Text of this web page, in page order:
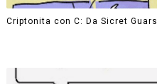
Criptonita con C: Da Sicret Guars